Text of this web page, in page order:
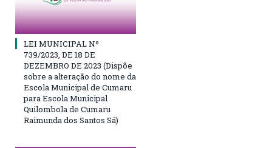
LEI MUNICIPAL Nº
739/2023, DE 18 DE
DEZEMBRO DE 2023 (Dispõe
sobre a alteração do nome da
Escola Municipal de Cumaru
para Escola Municipal
Quilombola de Cumaru
Raimunda dos Santos Sá)